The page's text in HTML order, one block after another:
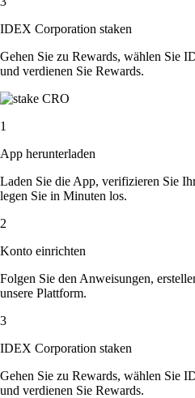
IDEX Corporation staken
Gehen Sie zu Rewards, wählen Sie
und verdienen Sie Rewards.
1
App herunterladen
Laden Sie die App, verifizieren Sie
legen Sie in Minuten los.
2
Konto einrichten
Folgen Sie den Anweisungen,
unsere Plattform.
3
IDEX Corporation staken
Gehen Sie zu Rewards, wählen Sie
und verdienen Sie Rewards.